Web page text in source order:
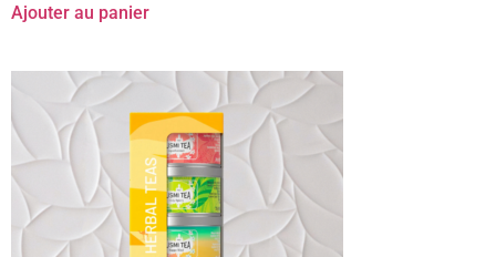
Ajouter au panier